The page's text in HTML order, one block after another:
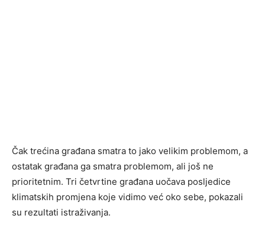
Čak trećina građana smatra to jako velikim problemom, a
ostatak građana ga smatra problemom, ali još ne
prioritetnim. Tri četvrtine građana uočava posljedice
klimatskih promjena koje vidimo već oko sebe, pokazali
su rezultati istraživanja.